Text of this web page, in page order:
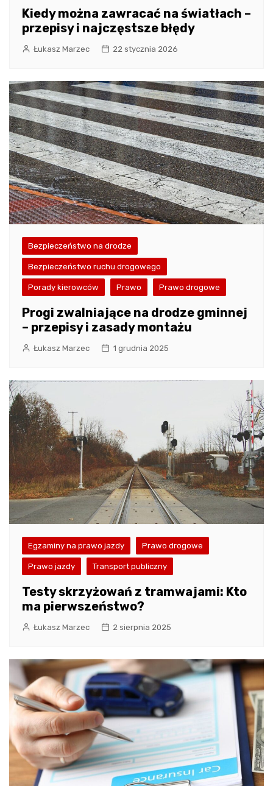
Kiedy można zawracać na światłach –
przepisy i najczęstsze błędy
Łukasz Marzec 22 stycznia 2026
Bezpieczeństwo na drodze
Bezpieczeństwo ruchu drogowego
Porady kierowców Prawo Prawo drogowe
Progi zwalniające na drodze gminnej
– przepisy i zasady montażu
Łukasz Marzec 1 grudnia 2025
Egzaminy na prawo jazdy Prawo drogowe
Prawo jazdy Transport publiczny
Testy skrzyżowań z tramwajami: Kto
ma pierwszeństwo?
Łukasz Marzec 2 sierpnia 2025